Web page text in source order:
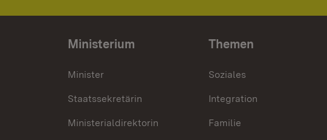
Ministerium
Minister
Staatssekretärin
Ministerialdirektorin
Themen
Soziales
Integration
Familie